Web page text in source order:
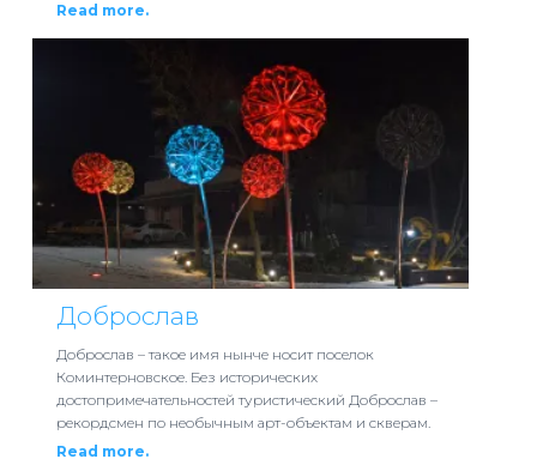
Read more.
Доброслав
Доброслав – такое имя нынче носит поселок
Коминтерновское. Без исторических
достопримечательностей туристический Доброслав –
рекордсмен по необычным арт-объектам и скверам.
Read more.